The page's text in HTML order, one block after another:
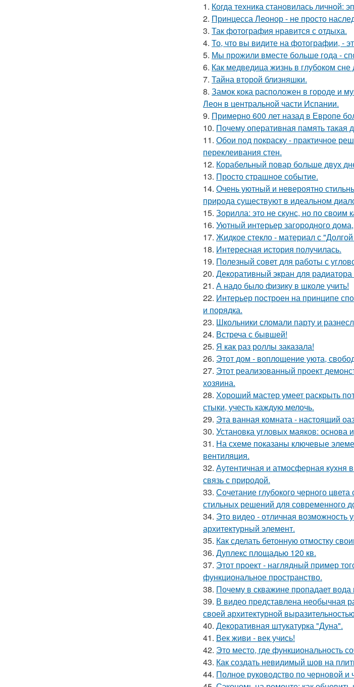
1. Когда техника становилась личной:
2. Принцесса Леонор - не просто
3. Так фотография нравится с отдыха.
4. То, что вы видите на фотографии, -
5. Мы прожили вместе больше года -
6. Как медведица жизнь в глубоком сне
7. Тайна второй близняшки.
8. Замок кока расположен в городе и
Леон в центральной части Испании.
9. Примерно 600 лет назад в Европе
10. Почему оперативная память такая
11. Обои под покраску - практичное
переклеивания стен.
12. Корабельный повар больше двух
13. Просто страшное событие.
14. Очень уютный и невероятно
природа существуют в идеальном
15. Зорилла: это не скунс, но по своим
16. Уютный интерьер загородного
17. Жидкое стекло - материал с
18. Интересная история получилась.
19. Полезный совет для работы с
20. Декоративный экран для радиатора
21. А надо было физику в школе учить!
22. Интерьер построен на принципе
и порядка.
23. Школьники сломали парту и
24. Встреча с бывшей!
25. Я как раз роллы заказала!
26. Этот дом - воплощение уюта,
27. Этот реализованный проект
хозяина.
28. Хороший мастер умеет раскрыть
стыки, учесть каждую мелочь.
29. Эта ванная комната - настоящий
30. Установка угловых маяков: основа
31. На схеме показаны ключевые
вентиляция.
32. Аутентичная и атмосферная кухня
связь с природой.
33. Сочетание глубокого черного
стильных решений для современного
34. Это видео - отличная возможность
архитектурный элемент.
35. Как сделать бетонную отмостку
36. Дуплекс площадью 120 кв.
37. Этот проект - наглядный пример
функциональное пространство.
38. Почему в скважине пропадает вода
39. В видео представлена необычная
своей архитектурной
40. Декоративная штукатурка "Дуна".
41. Век живи - век учись!
42. Это место, где функциональность
43. Как создать невидимый шов на
44. Полное руководство по черновой и